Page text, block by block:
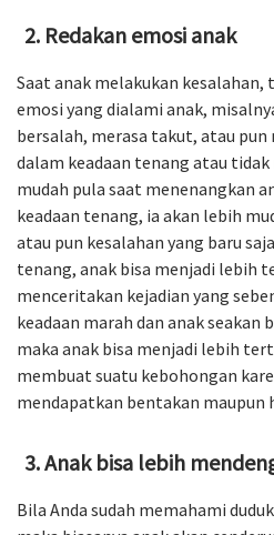
Redakan emosi anak
Saat anak melakukan
emosi yang dialami anak,
bersalah, merasa takut, atau pun
dalam keadaan tenang atau
mudah pula saat menenangkan
keadaan tenang, ia akan lebih
atau pun kesalahan yang baru
tenang, anak bisa menjadi lebih
menceritakan kejadian yang
keadaan marah dan anak seakan
maka anak bisa menjadi lebih
membuat suatu kebohongan
mendapatkan bentakan maupun
Anak bisa lebih
Bila Anda sudah memahami